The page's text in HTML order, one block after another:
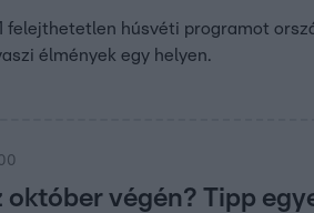
felejthetetlen húsvéti programot
élmények egy helyen.
október végén? Tipp